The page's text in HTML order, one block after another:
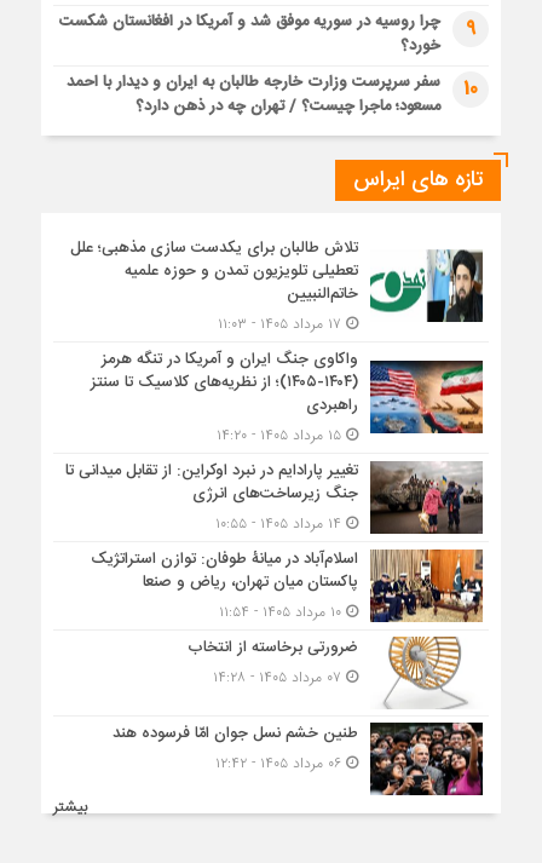
9
چرا روسیه در سوریه موفق شد و آمریکا در افغانستان شکست
خورد؟
10
سفر سرپرست وزارت خارجه طالبان به ایران و دیدار با احمد
مسعود؛ ماجرا چیست؟ / تهران چه در ذهن دارد؟
تازه های ایراس
تلاش طالبان برای یکدست سازی مذهبی؛ علل
تعطیلی تلویزیون تمدن و حوزه علمیه
خاتم‌النبیین
واکاوی جنگ ایران و آمریکا در تنگه هرمز
(۱۴۰۴-۱۴۰۵)؛ از نظریه‌های کلاسیک تا سنتز
راهبردی
۱۵ مرداد ۱۴۰۵ - ۱۴:۲۰
تغییر پارادایم در نبرد اوکراین: از تقابل میدانی تا
جنگ زیرساخت‌های انرژی
اسلام‌آباد در میانۀ طوفان: توازن استراتژیک
پاکستان میان تهران، ریاض و صنعا
۱۰ مرداد ۱۴۰۵ - ۱۱:۵۴
ضرورتی برخاسته از انتخاب
طنین خشم نسل جوان امّا فرسوده هند
۰۶ مرداد ۱۴۰۵ - ۱۲:۴۲
بیشتر